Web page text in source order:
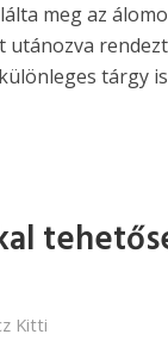
meg az
utánozva
tárgy
Kitti